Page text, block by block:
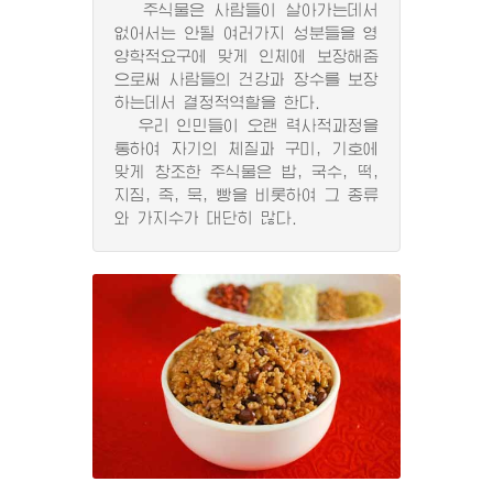
주식물은 사람들이 살아가는데서
없어서는 안될 여러가지 성분들을 영
양학적요구에 맞게 인체에 보장해줌
으로써 사람들의 건강과 장수를 보장
하는데서 결정적역할을 한다.
우리 인민들이 오랜 력사적과정을
통하여 자기의 체질과 구미, 기호에
맞게 창조한 주식물은 밥, 국수, 떡,
지짐, 죽, 묵, 빵을 비롯하여 그 종류
와 가지수가 대단히 많다.